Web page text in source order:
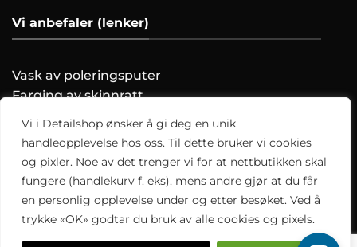
Vi i Detailshop ønsker å gi deg en unik
handleopplevelse hos oss. Til dette bruker vi cookies
og pixler. Noe av det trenger vi for at nettbutikken skal
fungere (handlekurv f. eks), mens andre gjør at du får
en personlig opplevelse under og etter besøket. Ved å
trykke «OK» godtar du bruk av alle cookies og pixels.
Vi anbefaler (lenker)
Vask av poleringsputer
Farging av skinnratt
Vask motoren trygt!
Hvordan clayer du?
Alle artikler